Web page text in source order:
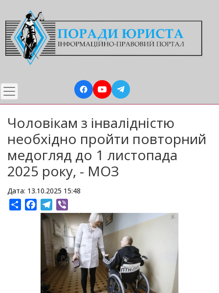
до
основного
вмісту
Чоловікам з інвалідністю
необхідно пройти повторний
медогляд до 1 листопада
2025 року, - МОЗ
Дата: 13.10.2025 15:48
ShareFacebookTelegram